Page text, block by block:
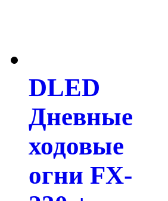
DLED
Дневные
ходовые
огни FX-